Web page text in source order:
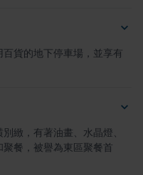
貨的地下停車場，並享有
緻，有著油畫、水晶燈、
聚餐，被譽為東區聚餐首